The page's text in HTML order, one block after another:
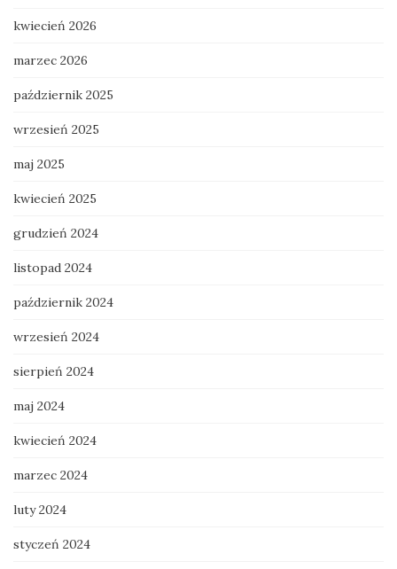
kwiecień 2026
marzec 2026
październik 2025
wrzesień 2025
maj 2025
kwiecień 2025
grudzień 2024
listopad 2024
październik 2024
wrzesień 2024
sierpień 2024
maj 2024
kwiecień 2024
marzec 2024
luty 2024
styczeń 2024